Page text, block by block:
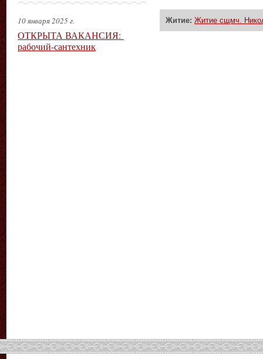
Житие: Житие сщмч.
10 января 2025 г.
ОТКРЫТА ВАКАНСИЯ:
рабочий-сантехник